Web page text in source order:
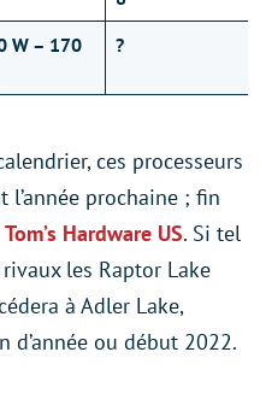
W – 170
?
ces processeurs
l’année prochaine ; fin
Tom’s Hardware US. Si tel
les Raptor Lake
à Adler Lake,
ou début 2022.